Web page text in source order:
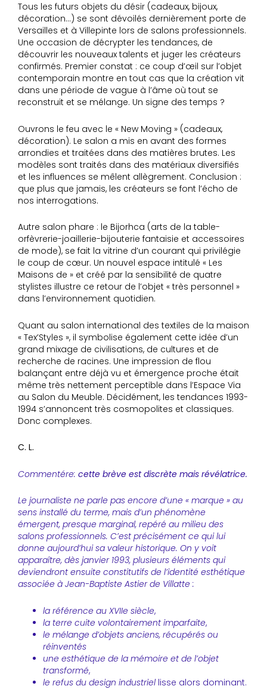
Tous les futurs objets du désir (cadeaux, bijoux,
décoration…) se sont dévoilés dernièrement porte de
Versailles et à Villepinte lors de salons professionnels.
Une occasion de décrypter les tendances, de
découvrir les nouveaux talents et juger les créateurs
confirmés. Premier constat : ce coup d’œil sur l’objet
contemporain montre en tout cas que la création vit
dans une période de vague à l’âme où tout se
reconstruit et se mélange. Un signe des temps ?
Ouvrons le feu avec le « New Moving » (cadeaux,
décoration). Le salon a mis en avant des formes
arrondies et traitées dans des matières brutes. Les
modèles sont traités dans des matériaux diversifiés
et les influences se mêlent allègrement. Conclusion :
que plus que jamais, les créateurs se font l’écho de
nos interrogations.
Autre salon phare : le Bijorhca (arts de la table-
orfèvrerie-joaillerie-bijouterie fantaisie et accessoires
de mode), se fait la vitrine d’un courant qui privilégie
le coup de cœur. Un nouvel espace intitulé « Les
Maisons de » et créé par la sensibilité de quatre
stylistes illustre ce retour de l’objet « très personnel »
dans l’environnement quotidien.
Quant au salon international des textiles de la maison
« Tex’Styles », il symbolise également cette idée d’un
grand mixage de civilisations, de cultures et de
recherche de racines. Une impression de flou
balançant entre déjà vu et émergence proche était
même très nettement perceptible dans l’Espace Via
au Salon du Meuble. Décidément, les tendances 1993-
1994 s’annoncent très cosmopolites et classiques.
Donc complexes.
C. L.
Commentére: cette brève est discrète mais révélatrice.
Le journaliste ne parle pas encore d’une « marque » au
sens installé du terme, mais d’un phénomène
émergent, presque marginal, repéré au milieu des
salons professionnels. C’est précisément ce qui lui
donne aujourd’hui sa valeur historique. On y voit
apparaître, dès janvier 1993, plusieurs éléments qui
deviendront ensuite constitutifs de l’identité esthétique
associée à Jean-Baptiste Astier de Villatte :
la référence au XVIIe siècle,
la terre cuite volontairement imparfaite,
le mélange d’objets anciens, récupérés ou
réinventés
une esthétique de la mémoire et de l’objet
transformé,
le refus du design industriellisse alors dominant.